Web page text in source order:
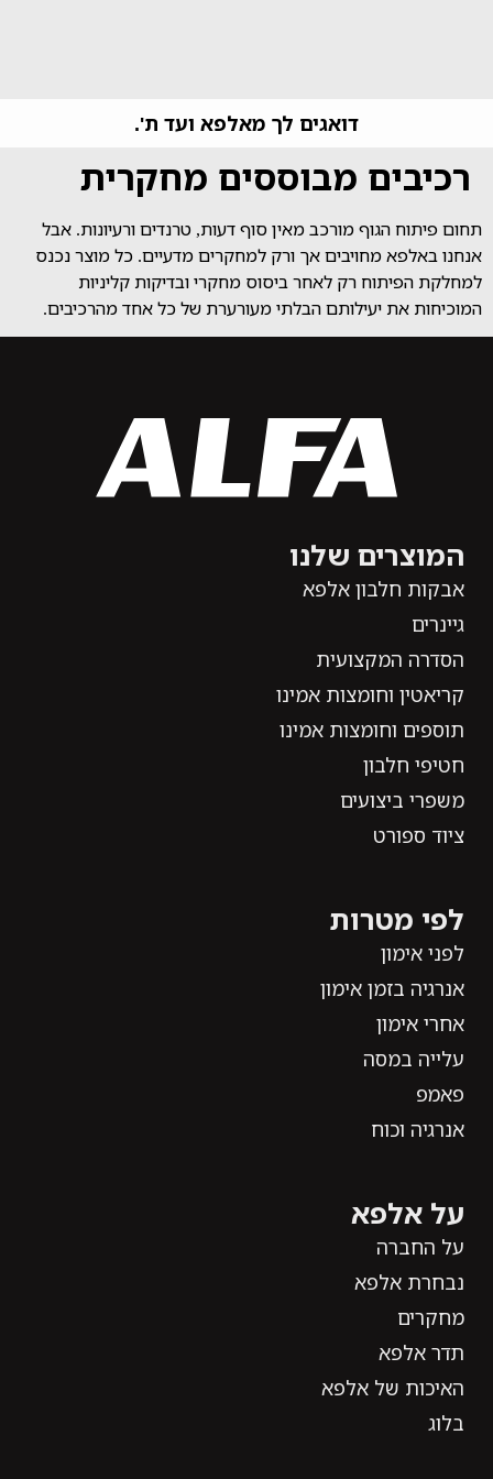
דואגים לך מאלפא ועד ת'.
רכיבים מבוססים מחקרית
תחום פיתוח הגוף מורכב מאין סוף דעות, טרנדים ורעיונות. אבל
אנחנו באלפא מחויבים אך ורק למחקרים מדעיים. כל מוצר נכנס
למחלקת הפיתוח רק לאחר ביסוס מחקרי ובדיקות קליניות
המוכיחות את יעילותם הבלתי מעורערת של כל אחד מהרכיבים.
המוצרים שלנו
אבקות חלבון אלפא
גיינרים
הסדרה המקצועית
קריאטין וחומצות אמינו
תוספים וחומצות אמינו
חטיפי חלבון
משפרי ביצועים
ציוד ספורט
לפי מטרות
לפני אימון
אנרגיה בזמן אימון
אחרי אימון
עלייה במסה
פאמפ
אנרגיה וכוח
על אלפא
על החברה
נבחרת אלפא
מחקרים
תדר אלפא
האיכות של אלפא
בלוג